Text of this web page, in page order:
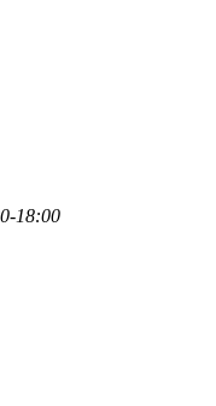
18:00